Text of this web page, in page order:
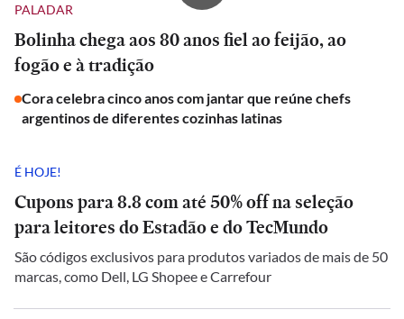
PALADAR
Bolinha chega aos 80 anos fiel ao feijão, ao
fogão e à tradição
Cora celebra cinco anos com jantar que reúne chefs
argentinos de diferentes cozinhas latinas
É HOJE!
Cupons para 8.8 com até 50% off na seleção
para leitores do Estadão e do TecMundo
São códigos exclusivos para produtos variados de mais de 50
marcas, como Dell, LG Shopee e Carrefour